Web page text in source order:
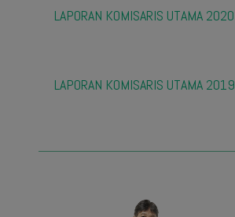
LAPORAN KOMISARIS UTAMA 2020
LAPORAN KOMISARIS UTAMA 2019